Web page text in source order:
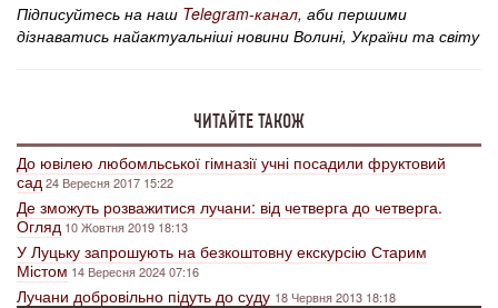
Підписуйтесь на наш Telegram-канал, аби першими
дізнаватись найактуальніші новини Волині, України та світу
ЧИТАЙТЕ ТАКОЖ
До ювілею любомльської гімназії учні посадили фруктовий
сад24 Вересня 2017 15:22
Де зможуть розважитися лучани: від четверга до четверга.
Огляд 10 Жовтня 2019 18:13
У Луцьку запрошують на безкоштовну екскурсію Старим
Містом 14 Вересня 2024 07:16
Лучани добровільно підуть до суду 18 Червня 2013 18:18